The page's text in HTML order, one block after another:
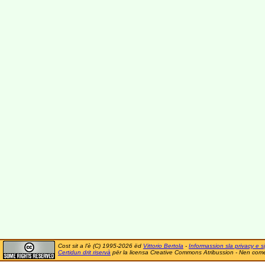
Cost sit a l'è (C) 1995-2026 ëd Vittorio Bertola - Informassion sla privacy e
Certidun drit riservà për la licensa Creative Commons Atribussion - Nen